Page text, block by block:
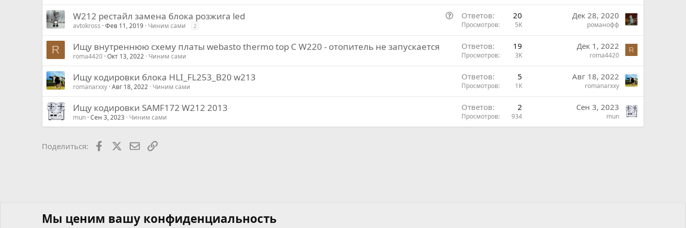
к
т
п
р
с
В
п
с
W212 рестайл замена блока розжига led
avtokross Фев 11, 2019 Чиним сами 2
Ответов 20
Просмотров 5K
Дек 28, 2020
романофф
R Ищу внутреннюю схему платы webasto thermo top С W220 - отопитель не запускается
roma4420 Окт 13, 2022 Чиним сами
Ответов 19
Просмотров 3K
Дек 1, 2022
roma4420
R
Ищу кодировки блока HLI_FL253_B20 w213
romanarxxy Авг 18, 2022 Чиним сами
Ответов 5
Просмотров 1K
Авг 18, 2022
romanarxxy
Ищу кодировки SAMF172 W212 2013
mun Сен 3, 2023 Чиним сами
Ответов 2
Просмотров 934
Сен 3, 2023
mun
Поделиться: Facebook ПочтаСсылкой
Мы ценим вашу конфиденциальность